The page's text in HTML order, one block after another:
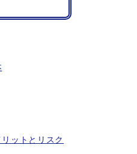
ットとリスク